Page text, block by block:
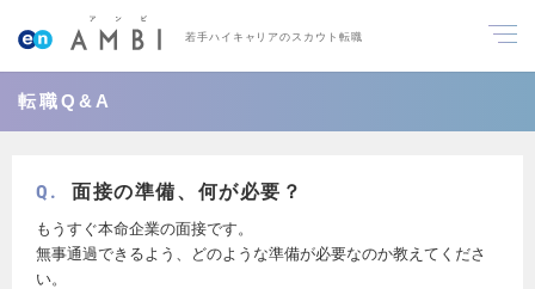
若手ハイキャリアのスカウト転職
転職Q&A
面接の準備、何が必要？
もうすぐ本命企業の面接です。
無事通過できるよう、どのような準備が必要なのか教えてくださ
い。